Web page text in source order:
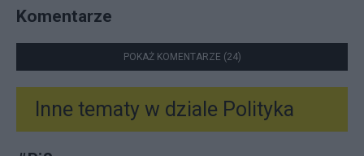
Komentarze
POKAŻ KOMENTARZE (24)
Inne tematy w dziale Polityka